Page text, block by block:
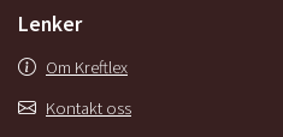
Lenker
Om Kreftlex
Kontakt oss